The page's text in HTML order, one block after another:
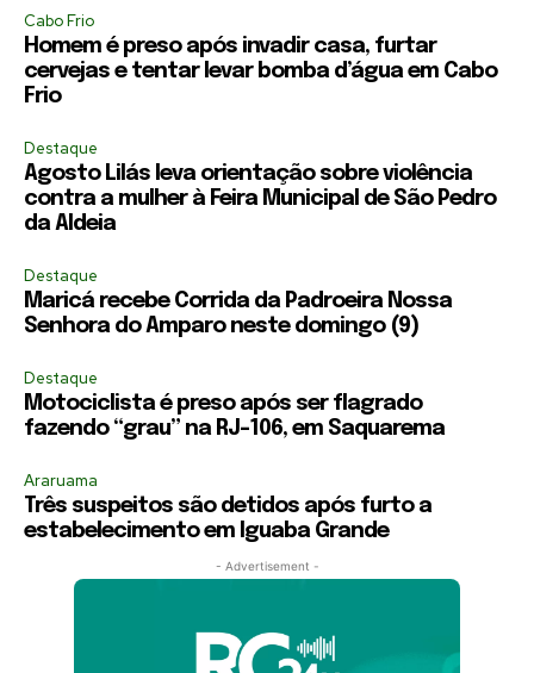
Cabo Frio
Homem é preso após invadir casa, furtar
cervejas e tentar levar bomba d’água em Cabo
Frio
Destaque
Agosto Lilás leva orientação sobre violência
contra a mulher à Feira Municipal de São Pedro
da Aldeia
Destaque
Maricá recebe Corrida da Padroeira Nossa
Senhora do Amparo neste domingo (9)
Destaque
Motociclista é preso após ser flagrado
fazendo “grau” na RJ-106, em Saquarema
Araruama
Três suspeitos são detidos após furto a
estabelecimento em Iguaba Grande
- Advertisement -